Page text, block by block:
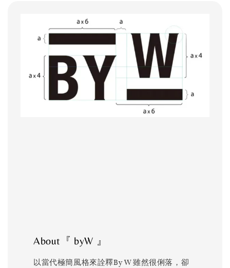
About『 byW 』
以當代極簡風格來詮釋By W 雖然很俐落，卻